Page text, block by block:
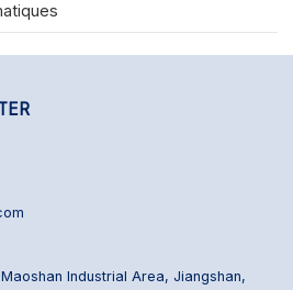
Industrial Area, Jiangshan,